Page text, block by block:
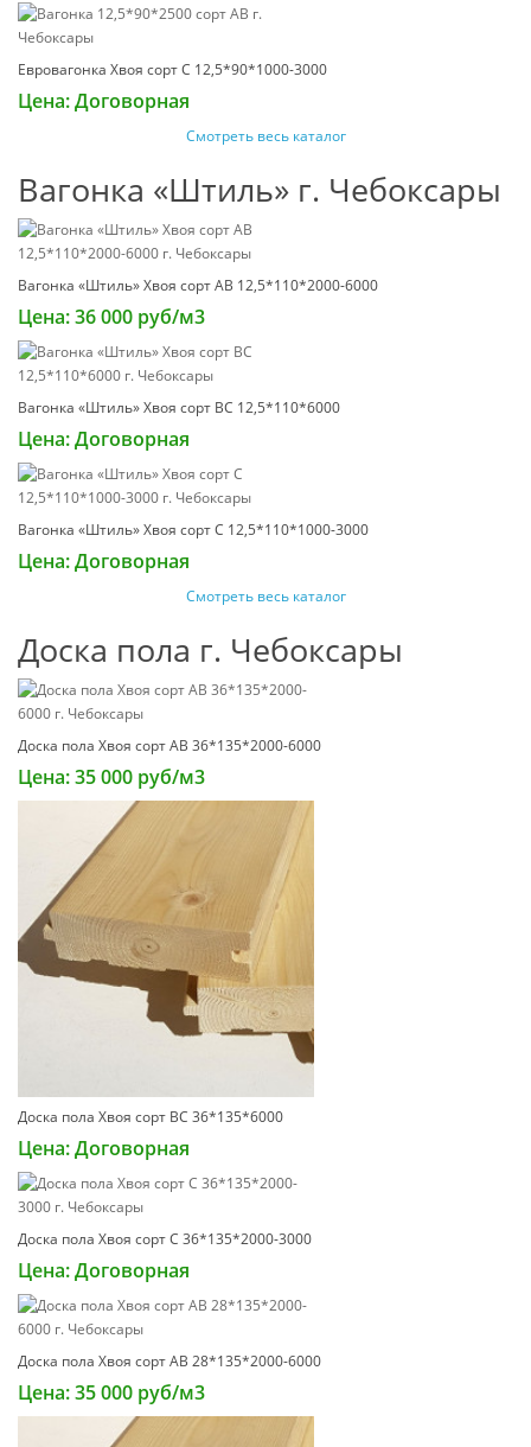
Евровагонка Хвоя сорт С 12,5*90*1000-3000
Цена: Договорная
Смотреть весь каталог
Вагонка «Штиль» г. Чебоксары
Вагонка «Штиль» Хвоя сорт АВ 12,5*110*2000-6000
Цена: 36 000 руб/м3
Вагонка «Штиль» Хвоя сорт ВС 12,5*110*6000
Цена: Договорная
Вагонка «Штиль» Хвоя сорт С 12,5*110*1000-3000
Цена: Договорная
Смотреть весь каталог
Доска пола г. Чебоксары
Доска пола Хвоя сорт АВ 36*135*2000-6000
Цена: 35 000 руб/м3
Доска пола Хвоя сорт ВС 36*135*6000
Цена: Договорная
Доска пола Хвоя сорт С 36*135*2000-3000
Цена: Договорная
Доска пола Хвоя сорт АВ 28*135*2000-6000
Цена: 35 000 руб/м3